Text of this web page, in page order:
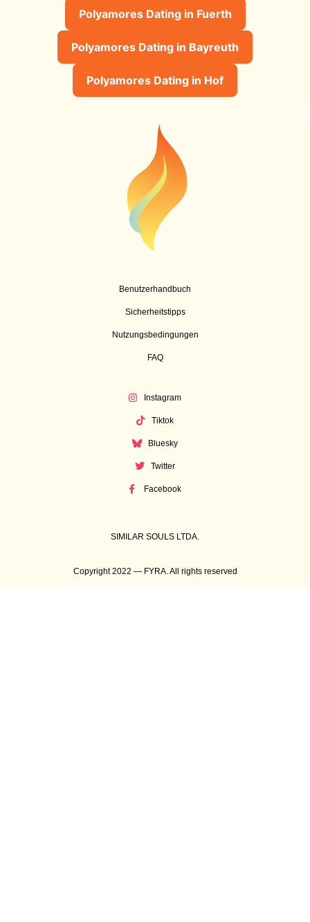
Polyamores Dating in Fuerth
Polyamores Dating in Bayreuth
Polyamores Dating in Hof
Benutzerhandbuch
Sicherheitstipps
Nutzungsbedingungen
FAQ
Instagram
Tiktok
Bluesky
Twitter
Facebook
SIMILAR SOULS LTDA.
Copyright 2022 — FYRA. All rights reserved